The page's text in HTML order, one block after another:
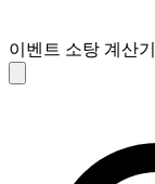
이벤트 소탕 계산기